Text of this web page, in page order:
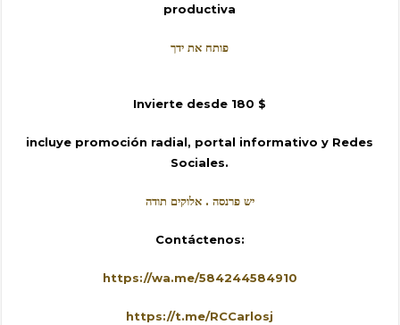
productiva
פותח את ידך
Invierte desde 180 $
incluye promoción radial, portal informativo y Redes
Sociales.
יש פרנסה . אלוקים תודה
Contáctenos:
https://wa.me/584244584910
https://t.me/RCCarlosj